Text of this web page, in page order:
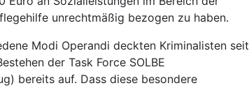
unrechtmäßig bezogen zu haben.
Modi Operandi deckten Kriminalisten seit
der Task Force SOLBE
bereits auf. Dass diese besondere